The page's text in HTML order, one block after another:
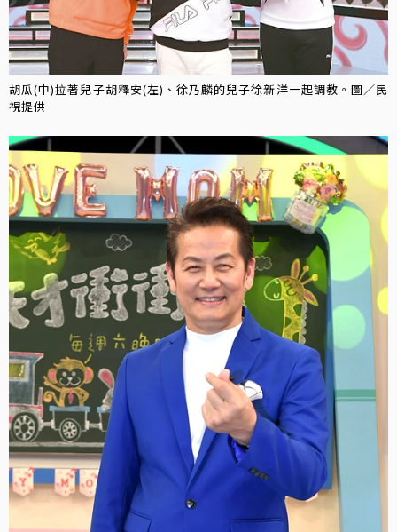
胡瓜(中)拉著兒子胡釋安(左)、徐乃麟的兒子徐新洋一起調教。圖／民
視提供